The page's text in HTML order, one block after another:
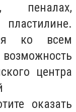
пеналах,
ко всем
центра
оказать